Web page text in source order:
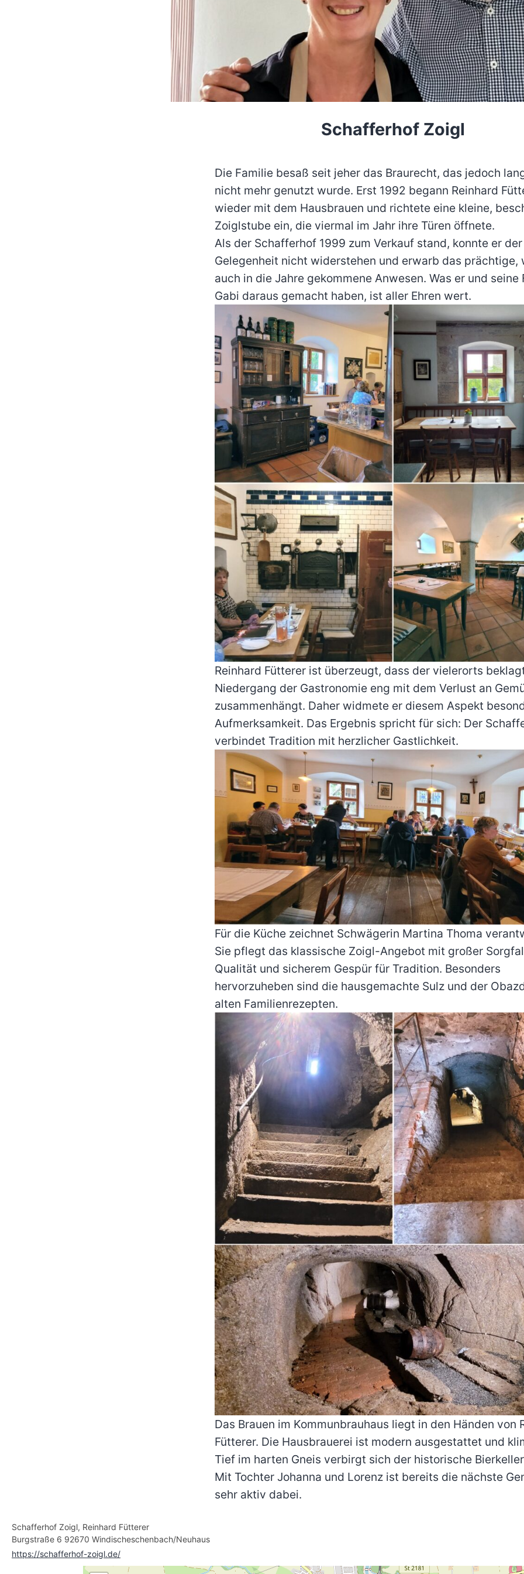
Schafferhof Zoigl
Die Familie besaß seit jeher das Braurecht, das jedoch
nicht mehr genutzt wurde. Erst 1992 begann Reinhard
wieder mit dem Hausbrauen und richtete eine kleine,
Zoiglstube ein, die viermal im Jahr ihre Türen öffnete.
Als der Schafferhof 1999 zum Verkauf stand, konnte er der
Gelegenheit nicht widerstehen und erwarb das prächtige,
auch in die Jahre gekommene Anwesen. Was er und seine
Gabi daraus gemacht haben, ist aller Ehren wert.
Reinhard Fütterer ist überzeugt, dass der vielerorts
Niedergang der Gastronomie eng mit dem Verlust an
zusammenhängt. Daher widmete er diesem Aspekt
Aufmerksamkeit. Das Ergebnis spricht für sich: Der
verbindet Tradition mit herzlicher Gastlichkeit.
Für die Küche zeichnet Schwägerin Martina Thoma
Sie pflegt das klassische Zoigl-Angebot mit großer
Qualität und sicherem Gespür für Tradition. Besonders
hervorzuheben sind die hausgemachte Sulz und der
alten Familienrezepten.
Das Brauen im Kommunbrauhaus liegt in den Händen von
Fütterer. Die Hausbrauerei ist modern ausgestattet und
Tief im harten Gneis verbirgt sich der historische
Mit Tochter Johanna und Lorenz ist bereits die nächste
sehr aktiv dabei.
Schafferhof Zoigl, Reinhard Fütterer
Burgstraße 6 92670 Windischeschenbach/Neuhaus
https://schafferhof-zoigl.de/